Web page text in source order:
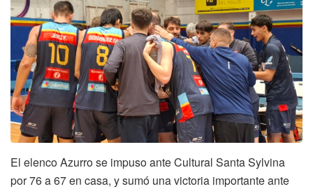
El elenco Azurro se impuso ante Cultural Santa Sylvina
por 76 a 67 en casa, y sumó una victoria importante ante